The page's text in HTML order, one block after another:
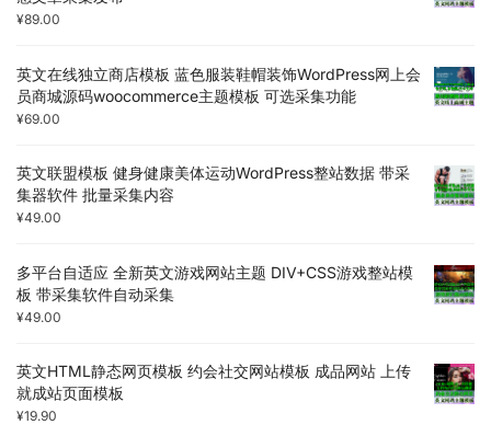
¥89.00
英文在线独立商店模板 蓝色服装鞋帽装饰WordPress网上会
员商城源码woocommerce主题模板 可选采集功能
¥69.00
英文联盟模板 健身健康美体运动WordPress整站数据 带采
集器软件 批量采集内容
¥49.00
多平台自适应 全新英文游戏网站主题 DIV+CSS游戏整站模
板 带采集软件自动采集
¥49.00
英文HTML静态网页模板 约会社交网站模板 成品网站 上传
就成站页面模板
¥19.90